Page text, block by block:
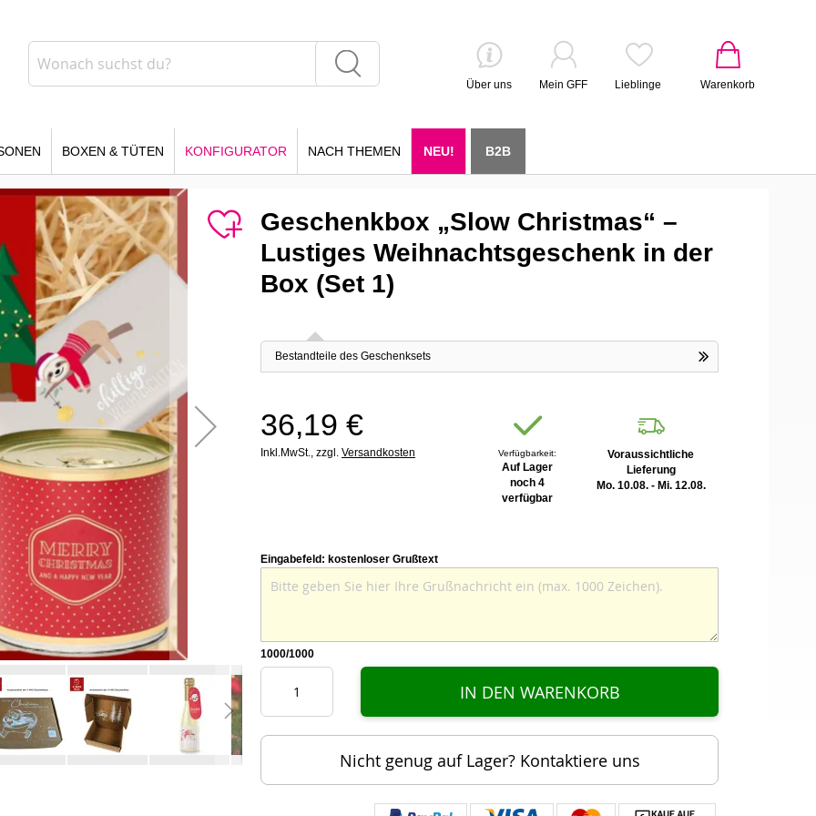
Warenkorb
Über uns Mein GFF Lieblinge
BOXEN & TÜTEN KONFIGURATOR NACH THEMEN NEU! B2B
Geschenkbox „Slow Christmas“ –
Lustiges Weihnachtsgeschenk in der
Box (Set 1)
Bestandteile des Geschenksets
36,19 €
Inkl.MwSt., zzgl. Versandkosten Verfügbarkeit:
Auf Lager
noch 4
verfügbar
Voraussichtliche
Lieferung
Mo. 10.08. - Mi. 12.08.
Eingabefeld: kostenloser Grußtext
1000/1000
IN DEN WARENKORB
Nicht genug auf Lager? Kontaktiere uns